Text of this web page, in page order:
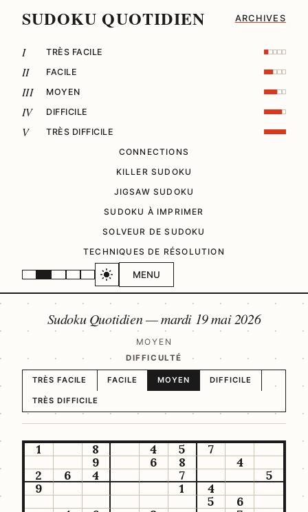
SUDOKU QUOTIDIEN ARCHIVES
MENU
I TRÈS FACILE
II FACILE
III MOYEN
IV DIFFICILE
V
TRÈS DIFFICILE
CONNECTIONS
KILLER SUDOKU
JIGSAW SUDOKU
SUDOKU À IMPRIMER
SOLVEUR DE SUDOKU
TECHNIQUES DE RÉSOLUTION
Sudoku Quotidien —mardi 19 mai 2026
MOYEN
DIFFICULTÉ
TRÈS FACILE FACILE MOYEN DIFFICILE
TRÈS DIFFICILE
1 8 4 5
7
9
6 8
4
2
6 4 7
5
9
1
4
5
6